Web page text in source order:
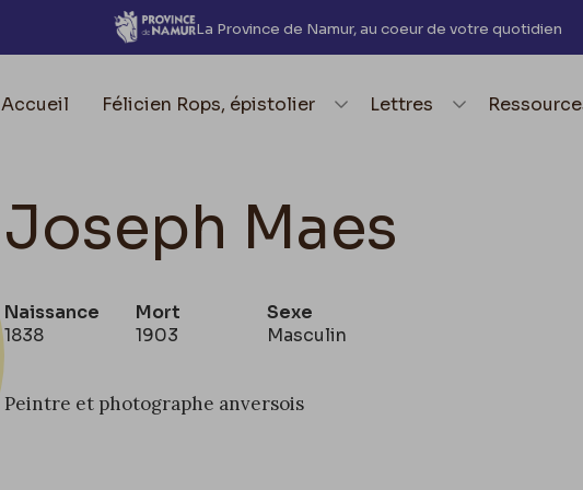
La Province de Namur, au coeur de votre quotidien
Accueil element.menu.open_menu
Félicien Rops, épistolier Lettres
Joseph Maes
Naissance
1838
Mort
1903
Sexe
Masculin
Peintre et photographe anversois